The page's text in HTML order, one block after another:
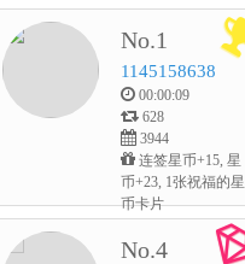
No.1
1145158638
00:00:09
628
3944
连签星币+15, 星
币+23, 1张祝福的星
币卡片
No.4